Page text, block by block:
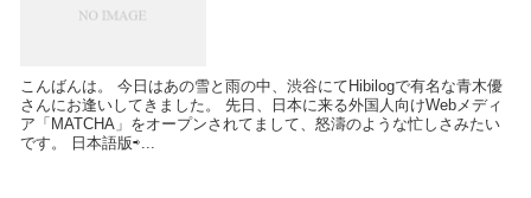
こんばんは。 今日はあの雪と雨の中、渋谷にてHibilogで有名な青木優
さんにお逢いしてきました。 先日、日本に来る外国人向けWebメディ
ア「MATCHA」をオープンされてまして、怒濤のような忙しさみたい
です。 日本語版⇨...